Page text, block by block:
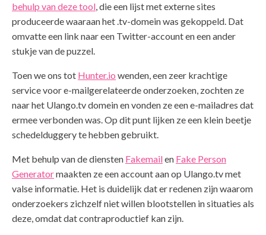
behulp van deze tool, die een lijst met externe sites
produceerde waaraan het .tv-domein was gekoppeld. Dat
omvatte een link naar een Twitter-account en een ander
stukje van de puzzel.
Toen we ons tot Hunter.io wenden, een zeer krachtige
service voor e-mailgerelateerde onderzoeken, zochten ze
naar het Ulango.tv domein en vonden ze een e-mailadres dat
ermee verbonden was. Op dit punt lijken ze een klein beetje
schedelduggery te hebben gebruikt.
Met behulp van de diensten Fakemailen Fake Person
Generatormaakten ze een account aan op Ulango.tv met
valse informatie. Het is duidelijk dat er redenen zijn waarom
onderzoekers zichzelf niet willen blootstellen in situaties als
deze, omdat dat contraproductief kan zijn.